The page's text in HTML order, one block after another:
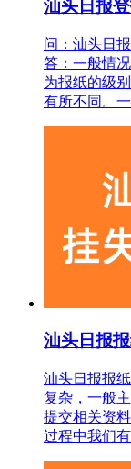
汕头日报
问：汕头日
答：一般情
为报纸的级
有所不同。
汕头日报
汕头日报报
复杂，一般
提交相关资
过程中我们